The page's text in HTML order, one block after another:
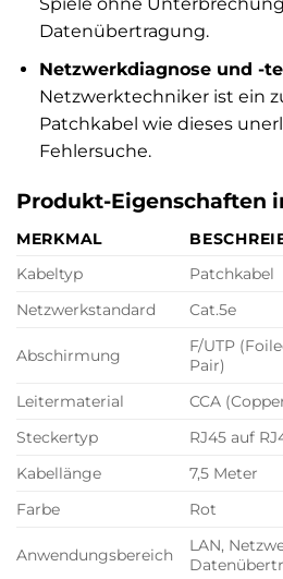
Spiele ohne
Datenübertragung.
Netzwerkdiagnose und -
Netzwerktechniker ist ein
Patchkabel wie dieses
Fehlersuche.
Produkt-Eigenschaften
MERKMAL
Kabeltyp
Patchkabel
Netzwerkstandard
Cat.5e
Abschirmung
F/UTP
Pair)
Leitermaterial
CCA
Steckertyp
RJ45 auf
Kabellänge
7,5 Meter
Farbe
Rot
Anwendungsbereich
LAN,